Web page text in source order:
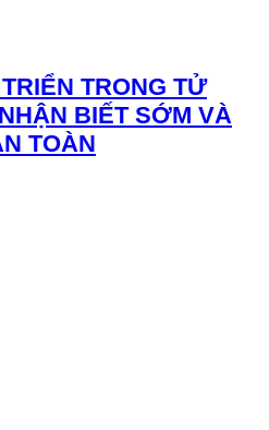
TRONG TỬ
BIẾT SỚM VÀ
TOÀN